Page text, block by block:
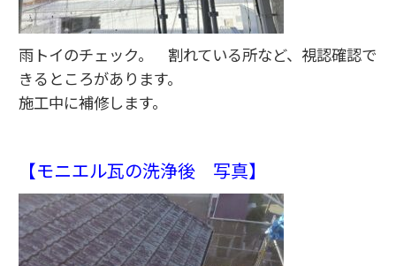
雨トイのチェック。 割れている所など、視認確認で
きるところがあります。
施工中に補修します。
【モニエル瓦の洗浄後 写真】